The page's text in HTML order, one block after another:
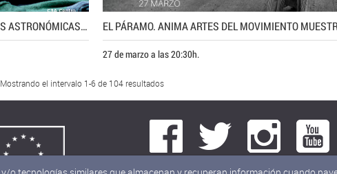
DANZA-PERFORMANCE. SIMBI EN AGUAS ASTRONÓMICAS DE INÉS SYBILLE
27 de marzo a las 20:30h.
Mostrando el intervalo 1-6 de 104 resultados